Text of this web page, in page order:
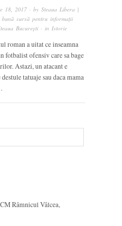
18, 2017 · bySteaua Libera |
bună sursă pentru informații
București · in Istorie
roman a uitat ce inseamna
fotbalist ofensiv care sa bage
Astazi, un atacant e
tatuaje sau daca mama
Râmnicul Vâlcea,